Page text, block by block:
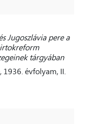
Jugoszlávia pere a
tárgyában
1936. évfolyam, II.